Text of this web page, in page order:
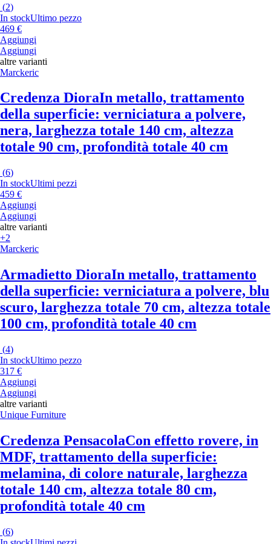
(2)
In stockUltimo pezzo
469 €
Aggiungi
Aggiungi
altre varianti
Marckeric
Credenza DioraIn metallo, trattamento
della superficie: verniciatura a polvere,
nera, larghezza totale 140 cm, altezza
totale 90 cm, profondità totale 40 cm
(6)
In stockUltimi pezzi
459 €
Aggiungi
Aggiungi
altre varianti
+2
Marckeric
Armadietto DioraIn metallo, trattamento
della superficie: verniciatura a polvere, blu
scuro, larghezza totale 70 cm, altezza totale
100 cm, profondità totale 40 cm
(4)
In stockUltimo pezzo
317 €
Aggiungi
Aggiungi
altre varianti
Unique Furniture
Credenza PensacolaCon effetto rovere, in
MDF, trattamento della superficie:
melamina, di colore naturale, larghezza
totale 140 cm, altezza totale 80 cm,
profondità totale 40 cm
(6)